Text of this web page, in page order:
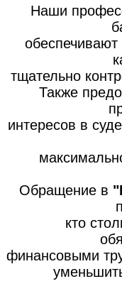
Наши
тщательно
Также
интересов в
Обращение в
кто
финансовыми